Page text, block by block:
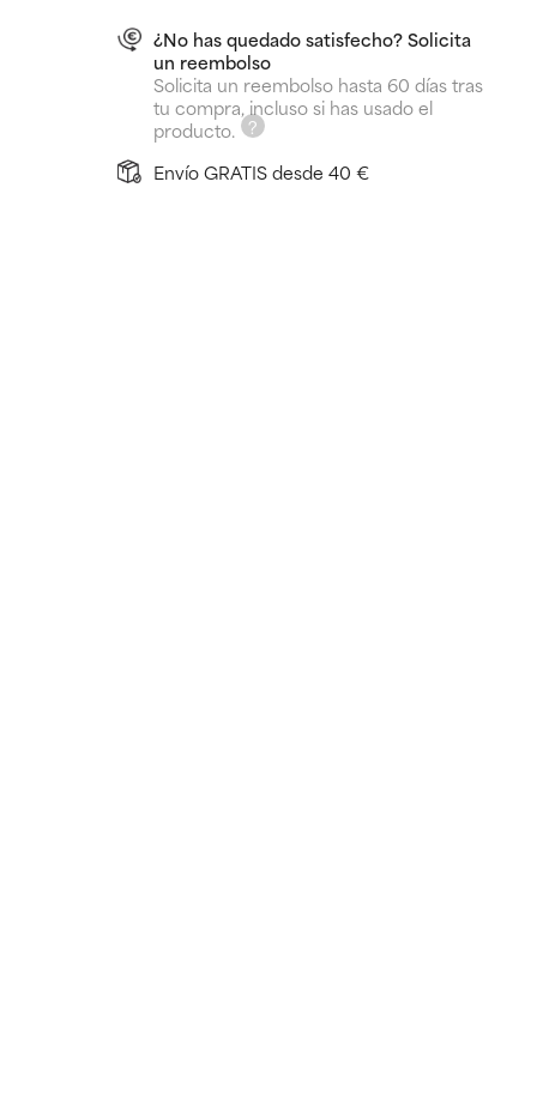
¿No has quedado satisfecho? Solicita
un reembolso
Solicita un reembolso hasta 60 días tras
tu compra, incluso si has usado el
producto.
Envío GRATIS desde 40 €